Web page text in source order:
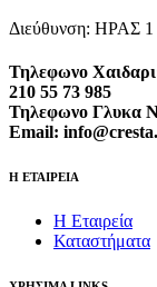
Διεύθυνση: ΗΡΑΣ
Τηλεφωνο
210 55 73 985
Τηλεφωνο Γλυκα
Email:
Η ΕΤΑΙΡΕΙΑ
Η Εταιρεία
Καταστήματα